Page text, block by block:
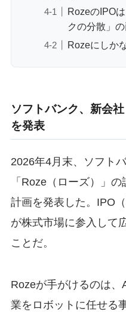
RozeのIPO
クの分散」
Rozeにしか
ソフトバンク、新会
を発表
2026年4月末、ソフト
「Roze（ローズ）」
計画を発表した。IPO
が株式市場に参入して
ことだ。
Rozeが手がけるのは
業をロボットに任せる